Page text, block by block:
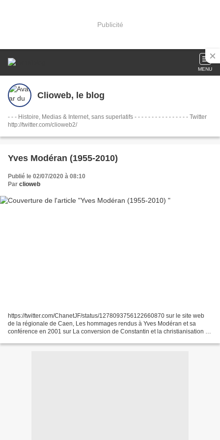
Publicité
MENU
Clioweb, le blog
- - - Histoire, Medias & Internet, sans superlatifs - - - - - - - - - - - - - - - - Twitter
http://twitter.com/clioweb2/
Yves Modéran (1955-2010)
Publié le 02/07/2020 à 08:10
Par clioweb
https://twitter.com/ChanetJF/status/1278093756122660870 sur le site web
de la régionale de Caen, Les hommages rendus à Yves Modéran et sa
conférence en 2001 sur La conversion de Constantin et la christianisation de